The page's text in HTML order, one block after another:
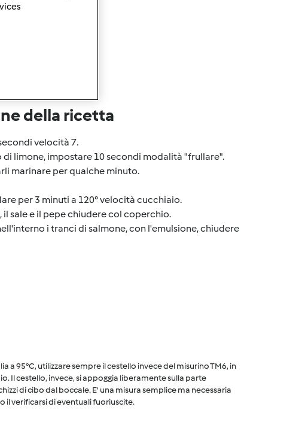
della ricetta
velocità 7.
di limone, impostare 10 secondi modalità "frullare".
marinare per qualche minuto.
per 3 minuti a 120° velocità cucchiaio.
il sale e il pepe chiudere col coperchio.
i tranci di salmone, con l'emulsione, chiudere
95°C, utilizzare sempre il cestello invece del misurino TM6, in
Il cestello, invece, si appoggia liberamente sulla parte
di cibo dal boccale. E' una misura semplice ma necessaria
il verificarsi di eventuali fuoriuscite.